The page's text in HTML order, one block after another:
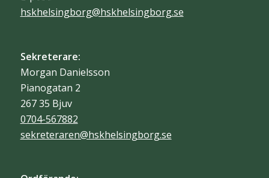
hskhelsingborg@hskhelsingborg.se
Sekreterare:
Morgan Danielsson
Pianogatan 2
267 35 Bjuv
0704-567882
sekreteraren@hskhelsingborg.se